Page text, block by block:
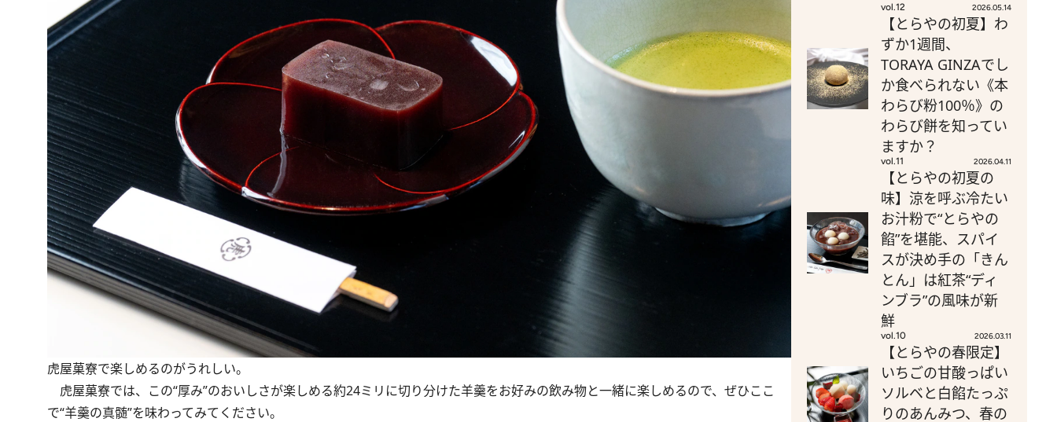
虎屋菓寮で楽しめるのがうれしい。
虎屋菓寮では、この“厚み”のおいしさが楽しめる約24ミリに切り分けた羊羹をお好みの飲み物と一緒に楽しめるので、ぜひここ
で“羊羹の真髄”を味わってみてください。
vol.12 2026.05.14
【とらやの初夏】わ
ずか1週間、
TORAYA GINZAでし
か食べられない《本
わらび粉100％》の
わらび餅を知ってい
ますか？
vol.11 2026.04.11
【とらやの初夏の
味】涼を呼ぶ冷たい
お汁粉で“とらやの
餡”を堪能、スパイ
スが決め手の「きん
とん」は紅茶“ディ
ンブラ”の風味が新
鮮
vol.10 2026.03.11
【とらやの春限定】
いちごの甘酸っぱい
ソルベと白餡たっぷ
りのあんみつ、春の